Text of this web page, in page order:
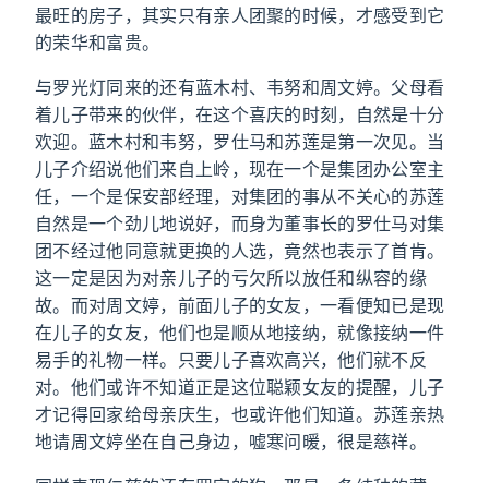
最旺的房子，其实只有亲人团聚的时候，才感受到它
的荣华和富贵。
与罗光灯同来的还有蓝木村、韦努和周文婷。父母看
着儿子带来的伙伴，在这个喜庆的时刻，自然是十分
欢迎。蓝木村和韦努，罗仕马和苏莲是第一次见。当
儿子介绍说他们来自上岭，现在一个是集团办公室主
任，一个是保安部经理，对集团的事从不关心的苏莲
自然是一个劲儿地说好，而身为董事长的罗仕马对集
团不经过他同意就更换的人选，竟然也表示了首肯。
这一定是因为对亲儿子的亏欠所以放任和纵容的缘
故。而对周文婷，前面儿子的女友，一看便知已是现
在儿子的女友，他们也是顺从地接纳，就像接纳一件
易手的礼物一样。只要儿子喜欢高兴，他们就不反
对。他们或许不知道正是这位聪颖女友的提醒，儿子
才记得回家给母亲庆生，也或许他们知道。苏莲亲热
地请周文婷坐在自己身边，嘘寒问暖，很是慈祥。